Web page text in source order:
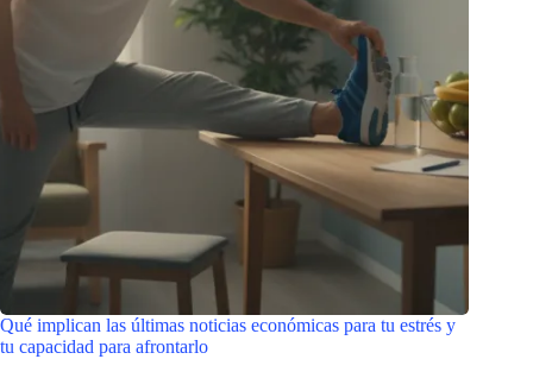
Qué implican las últimas noticias económicas para tu estrés y
tu capacidad para afrontarlo